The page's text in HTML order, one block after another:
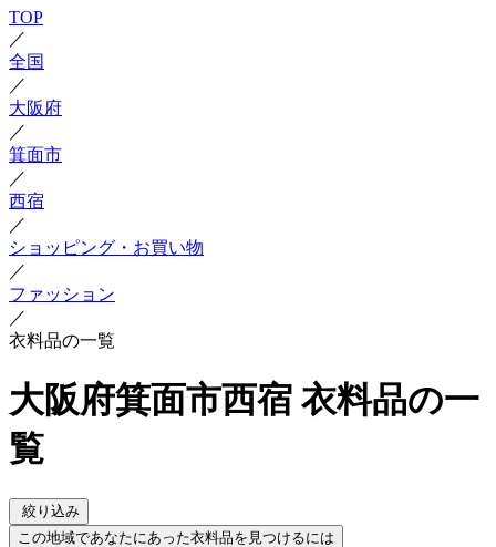
TOP
／
全国
／
大阪府
／
箕面市
／
西宿
／
ショッピング・お買い物
／
ファッション
／
衣料品の一覧
大阪府箕面市西宿 衣料品の一
覧
絞り込み
この地域であなたにあった衣料品を見つけるには